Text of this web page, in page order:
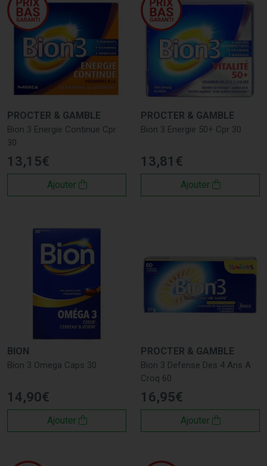
PROCTER & GAMBLE
Bion 3 Energie Continue Cpr
30
13,15€
Ajouter
PROCTER & GAMBLE
Bion 3 Energie 50+ Cpr 30
13,81 €
Ajouter
BION
Bion 3 Omega Caps 30
14,90€
Ajouter
PROCTER & GAMBLE
Bion 3 Defense Des 4 Ans A
Croq 60
16,95€
Ajouter